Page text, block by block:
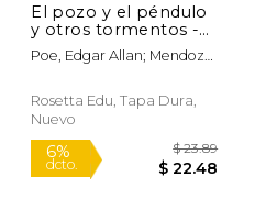
6%
dcto. $
El pozo y el péndulo
y otros tormentos -
The Pit and the
Pendulum and Other
paralelo bilingüe -
Bilingual edition:
Poe, Edgar Allan; Mendoza,
Rosetta Edu, Tapa Dura,
Nuevo